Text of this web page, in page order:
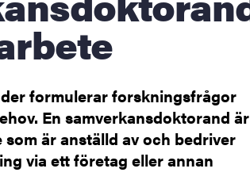
formulerar forskningsfrågor
En samverkansdoktorand är
är anställd av och bedriver
via ett företag eller annan